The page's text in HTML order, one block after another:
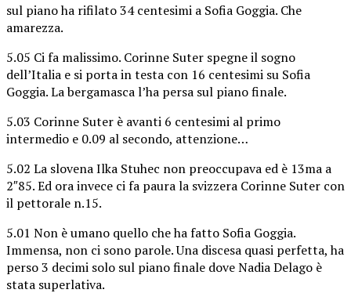
sul piano ha rifilato 34 centesimi a Sofia Goggia. Che
amarezza.
5.05 Ci fa malissimo. Corinne Suter spegne il sogno
dell’Italia e si porta in testa con 16 centesimi su Sofia
Goggia. La bergamasca l’ha persa sul piano finale.
5.03 Corinne Suter è avanti 6 centesimi al primo
intermedio e 0.09 al secondo, attenzione…
5.02 La slovena Ilka Stuhec non preoccupava ed è 13ma a
2″85. Ed ora invece ci fa paura la svizzera Corinne Suter con
il pettorale n.15.
5.01 Non è umano quello che ha fatto Sofia Goggia.
Immensa, non ci sono parole. Una discesa quasi perfetta, ha
perso 3 decimi solo sul piano finale dove Nadia Delago è
stata superlativa.